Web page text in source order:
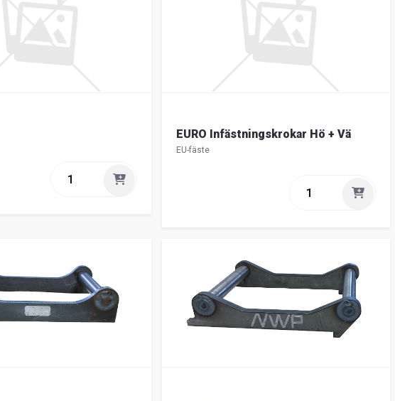
EURO Infästningskrokar Hö + Vä
EU-fäste